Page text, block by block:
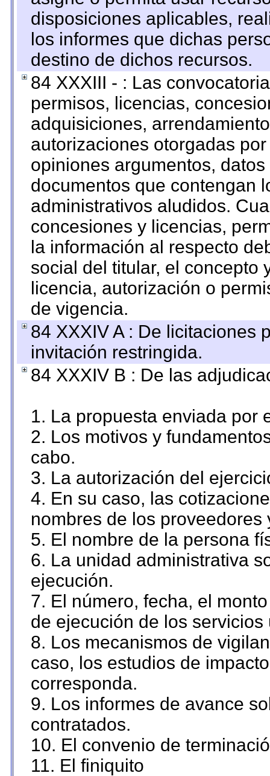
disposiciones aplicables,
los informes que dichas
destino de dichos recursos.
84 XXXIII - : Las
permisos, licencias,
adquisiciones,
autorizaciones otorgadas
opiniones argumentos,
documentos que contengan
administrativos aludidos.
concesiones y licencias,
la información al respecto
social del titular, el concepto
licencia, autorización o
de vigencia.
84 XXXIV A : De licitaciones
invitación restringida.
84 XXXIV B : De las
1. La propuesta enviada por
2. Los motivos y
cabo.
3. La autorización del
4. En su caso, las
nombres de los proveedores
5. El nombre de la persona
6. La unidad administrativa
ejecución.
7. El número, fecha, el
de ejecución de los servicios
8. Los mecanismos de
caso, los estudios de
corresponda.
9. Los informes de avance
contratados.
10. El convenio de
11. El finiquito